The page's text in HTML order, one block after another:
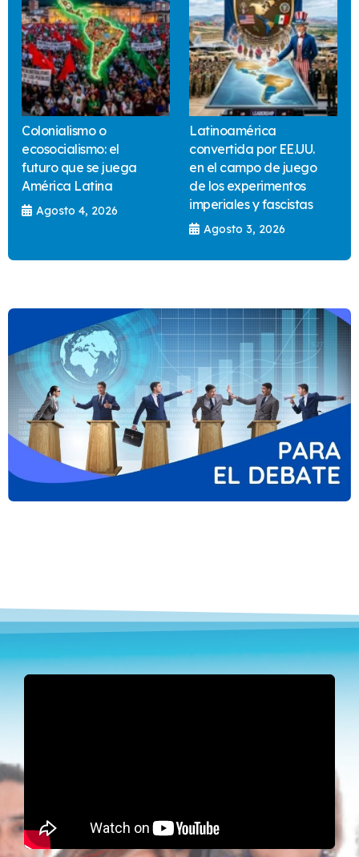
Colonialismo o
ecosocialismo: el
futuro que se juega
América Latina
Agosto 4, 2026
Latinoamérica
convertida por EE.UU.
en el campo de juego
de los experimentos
imperiales y fascistas
Agosto 3, 2026